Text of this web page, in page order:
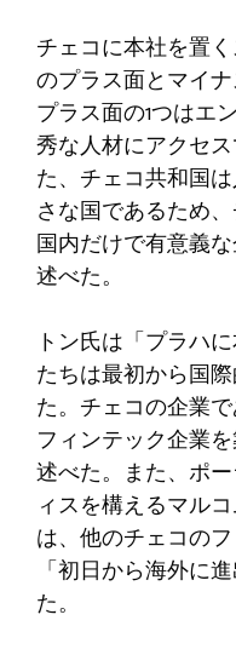
チェコに本社を置
のプラス面とマイ
プラス面の1つはエ
秀な人材にアクセ
た、チェコ共和国
さな国であるため
国内だけで有意義
述べた。
トン氏は「プラハ
たちは最初から国
た。チェコの企業
フィンテック企業
述べた。また、ポ
ィスを構えるマル
は、他のチェコの
「初日から海外に
た。